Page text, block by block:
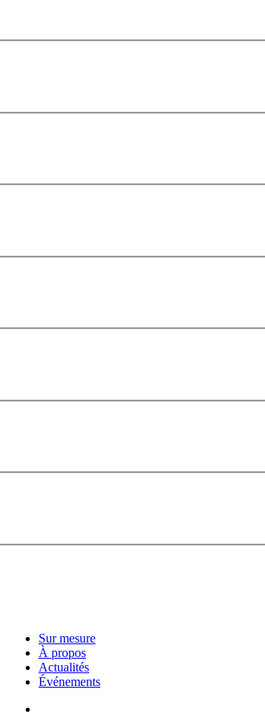
Sur mesure
À propos
Actualités
Événements